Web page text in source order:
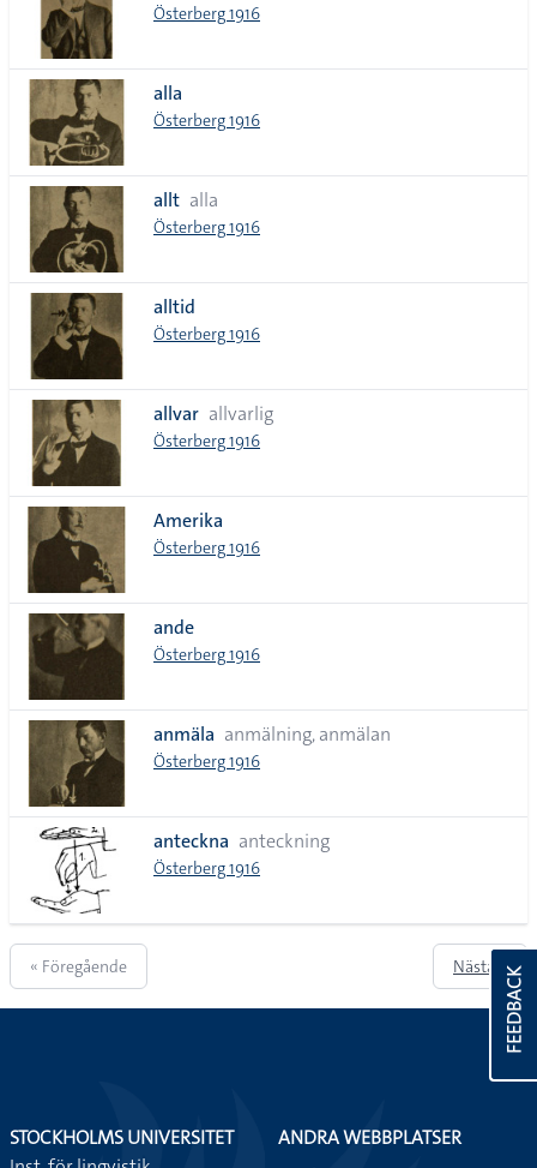
Österberg 1916
alla
Österberg 1916
allt alla
Österberg 1916
alltid
Österberg 1916
allvar allvarlig
Österberg 1916
Amerika
Österberg 1916
ande
Österberg 1916
anmäla anmälning, anmälan
Österberg 1916
anteckna anteckning
Österberg 1916
« Föregående Nästa » FEEDBACK
STOCKHOLMS UNIVERSITET
ANDRA WEBBPLATSER